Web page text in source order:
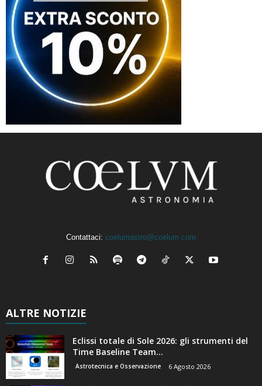
Contattaci: coelumastro@coelum.com
ALTRE NOTIZIE
Eclissi totale di Sole 2026: gli strumenti del
Time Baseline Team...
Astrotecnica e Osservazione 6 Agosto 2026